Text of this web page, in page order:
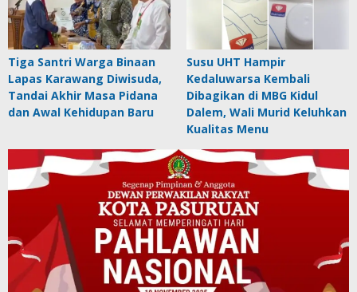
Tiga Santri Warga Binaan
Lapas Karawang Diwisuda,
Tandai Akhir Masa Pidana
dan Awal Kehidupan Baru
Susu UHT Hampir
Kedaluwarsa Kembali
Dibagikan di MBG Kidul
Dalem, Wali Murid Keluhkan
Kualitas Menu